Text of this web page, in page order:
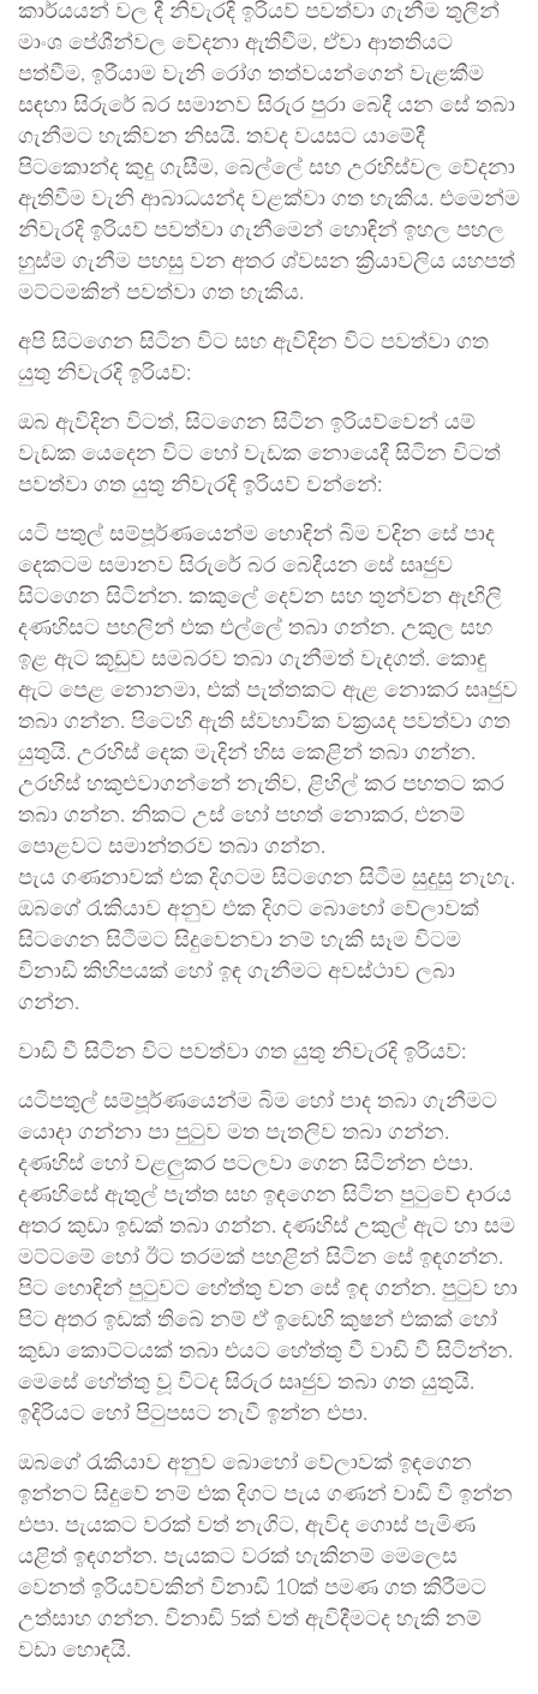
කාර්යයන් වල දී නිවැරදි ඉරියව් පවත්වා ගැනීම තුලින්
මාංශ පේශීන්වල වේදනා ඇතිවීම, ඒවා ආතතියට
පත්වීම, ඉරීයාම වැනි රෝග තත්වයන්ගෙන් වැළකීම
සඳහා සිරුරේ බර සමානව සිරුර පුරා බෙදී යන සේ තබා
ගැනීමට හැකිවන නිසයි. තවද වයසට යාමේදී
පිටකොන්ද කුදු ගැසීම, බෙල්ලේ සහ උරහිස්වල වේදනා
ඇතිවීම වැනි ආබාධයන්ද වළක්වා ගත හැකිය. එමෙන්ම
නිවැරදි ඉරියව් පවත්වා ගැනීමෙන් හොඳින් ඉහල පහල
හුස්ම ගැනීම පහසු වන අතර ශ්වසන ක්‍රියාවලිය යහපත්
මට්ටමකින් පවත්වා ගත හැකිය.
අපි සිටගෙන සිටින විට සහ ඇවිදින විට පවත්වා ගත
යුතු නිවැරදි ඉරියව්:
ඔබ ඇවිදින විටත්, සිටගෙන සිටින ඉරියව්වෙන් යම්
වැඩක යෙදෙන විට හෝ වැඩක නොයෙදී සිටින විටත්
පවත්වා ගත යුතු නිවැරදි ඉරියව් වන්නේ:
යටි පතුල් සම්පූර්ණයෙන්ම හොඳින් බිම වදින සේ පාද
දෙකටම සමානව සිරුරේ බර බෙදීයන සේ සෘජුව
සිටගෙන සිටින්න. කකුලේ දෙවන සහ තුන්වන ඇඟිලි
දණහිසට පහලින් එක එල්ලේ තබා ගන්න. උකුල සහ
ඉළ ඇට කූඩුව සමබරව තබා ගැනීමත් වැදගත්. කොඳු
ඇට පෙළ නොනමා, එක් පැත්තකට ඇළ නොකර සෘජුව
තබා ගන්න. පිටෙහි ඇති ස්වභාවික වක්‍රයද පවත්වා ගත
යුතුයි. උරහිස් දෙක මැදින් හිස කෙළින් තබා ගන්න.
උරහිස් හකුළුවාගන්නේ නැතිව, ළිහිල් කර පහතට කර
තබා ගන්න. නිකට උස් හෝ පහත් නොකර, එනම්
පොළවට සමාන්තරව තබා ගන්න.
පැය ගණනාවක් එක දිගටම සිටගෙන සිටීම සුදුසු නැහැ.
ඔබගේ රැකියාව අනුව එක දිගට බොහෝ වේලාවක්
සිටගෙන සිටීමට සිදුවෙනවා නම් හැකි සෑම විටම
විනාඩි කිහිපයක් හෝ ඉඳ ගැනීමට අවස්ථාව ලබා
ගන්න.
වාඩි වී සිටින විට පවත්වා ගත යුතු නිවැරදි ඉරියව්:
යටිපතුල් සම්පූර්ණයෙන්ම බිම හෝ පාද තබා ගැනීමට
යොදා ගන්නා පා පුටුව මත පැතලිව තබා ගන්න.
දණහිස් හෝ වළලුකර පටලවා ගෙන සිටින්න එපා.
දණහිසේ ඇතුල් පැත්ත සහ ඉඳගෙන සිටින පුටුවේ දාරය
අතර කුඩා ඉඩක් තබා ගන්න. දණහිස් උකුල් ඇට හා සම
මට්ටමේ හෝ ඊට තරමක් පහළින් සිටින සේ ඉඳගන්න.
පිට හොඳින් පුටුවට හේත්තු වන සේ ඉඳ ගන්න. පුටුව හා
පිට අතර ඉඩක් තිබේ නම් ඒ ඉඩෙහි කුෂන් එකක් හෝ
කුඩා කොට්ටයක් තබා එයට හේත්තු වී වාඩි වී සිටින්න.
මෙසේ හේත්තු වූ විටද සිරුර සෘජුව තබා ගත යුතුයි.
ඉදිරියට හෝ පිටුපසට නැවී ඉන්න එපා.
ඔබගේ රැකියාව අනුව බොහෝ වේලාවක් ඉඳගෙන
ඉන්නට සිදුවේ නම් එක දිගට පැය ගණන් වාඩි වී ඉන්න
එපා. පැයකට වරක් වත් නැගිට, ඇවිද ගොස් පැමිණ
යළිත් ඉඳගන්න. පැයකට වරක් හැකිනම් මෙලෙස
වෙනත් ඉරියව්වකින් විනාඩි 10ක් පමණ ගත කිරීමට
උත්සාහ ගන්න. විනාඩි 5ක් වත් ඇවිදීමටද හැකි නම්
වඩා හොඳයි.